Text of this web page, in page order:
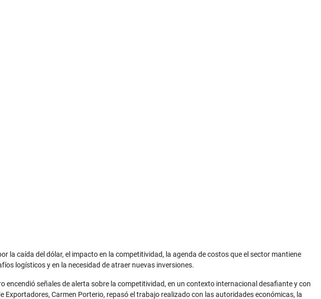
la caída del dólar, el impacto en la competitividad, la agenda de costos que el sector mantiene
logísticos y en la necesidad de atraer nuevas inversiones.
señales de alerta sobre la competitividad, en un contexto internacional desafiante y con
Carmen Porterio, repasó el trabajo realizado con las autoridades económicas, la